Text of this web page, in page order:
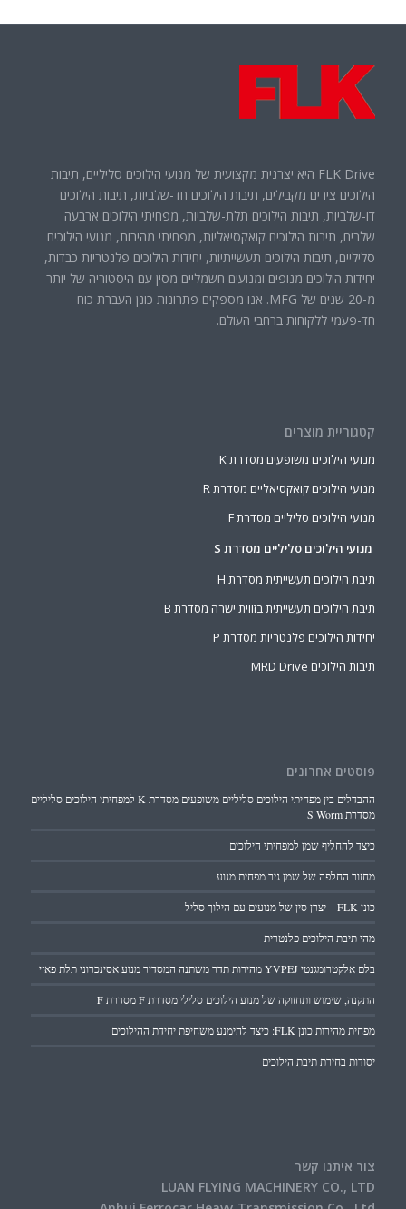
FLK Drive היא יצרנית מקצועית של מנועי הילוכים סליליים, תיבות
הילוכים צירים מקבילים, תיבות הילוכים חד-שלביות, תיבות הילוכים
דו-שלביות, תיבות הילוכים תלת-שלביות, מפחיתי הילוכים ארבעה
שלבים, תיבות הילוכים קואקסיאליות, מפחיתי מהירות, מנועי הילוכים
סליליים, תיבות הילוכים תעשייתיות, יחידות הילוכים פלנטריות כבדות,
יחידות הילוכים מנופים ומנועים חשמליים מסין עם היסטוריה של יותר
מ-20 שנים של MFG. אנו מספקים פתרונות כונן העברת כוח
חד-פעמי ללקוחות ברחבי העולם.
קטגוריית מוצרים
מנועי הילוכים משופעים מסדרת K
מנועי הילוכים קואקסיאליים מסדרת R
מנועי הילוכים סליליים מסדרת F
מנועי הילוכים סליליים מסדרת S
תיבת הילוכים תעשייתית מסדרת H
תיבת הילוכים תעשייתית בזווית ישרה מסדרת B
יחידות הילוכים פלנטריות מסדרת P
תיבות הילוכים MRD Drive
פוסטים אחרונים
ההבדלים בין מפחיתי הילוכים סליליים משופעים מסדרת K למפחיתי הילוכים סליליים
מסדרת S Worm
כיצד להחליף שמן למפחיתי הילוכים
מחזור החלפה של שמן גיר מפחית מנוע
כונן FLK – יצרן סין של מנועים עם הילוך סליל
מהי תיבת הילוכים פלנטרית
בלם אלקטרומגנטי YVPEJ מהירות תדר משתנה המסדיר מנוע אסינכרוני תלת פאזי
התקנה, שימוש ותחזוקה של מנוע הילוכים סלילי מסדרת F מסדרת F
מפחית מהירות כונן FLK: כיצד להימנע משחיפת יחידת ההילוכים
יסודות בחירת תיבת הילוכים
צור איתנו קשר
LUAN FLYING MACHINERY CO., LTD